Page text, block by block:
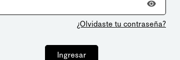
¿Olvidaste tu contraseña?
Ingresar